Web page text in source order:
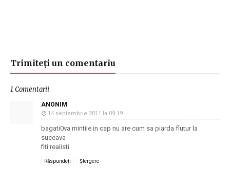
Trimiteți un comentariu
1 Comentarii
ANONIM
14 septembrie 2011 la 09:19
bagati0va mintile in cap nu are cum sa piarda flutur la
suceava
fiti realisti
Răspundeți Ștergere